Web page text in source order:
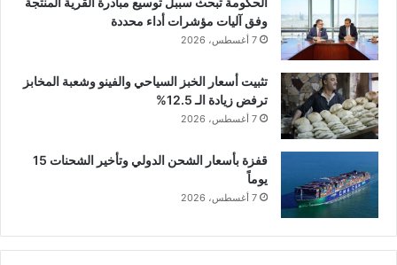
وفق آليات مؤشرات أداء محددة
7 أغسطس، 2026
تثبيت أسعار الخبز السياحي والفينو وشعبة المخابز
ترفض زيادة الـ 12.5%
7 أغسطس، 2026
قفزة بأسعار الشحن الدولي وتأخير الشحنات 15
يوماً
7 أغسطس، 2026